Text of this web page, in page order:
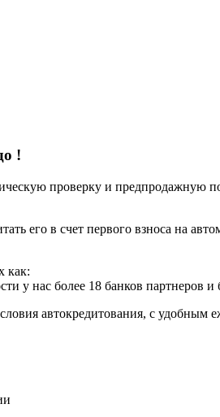
!
проверку и предпродажную
его в счет первого взноса на
как:
у нас более 18 банков партнеров
автокредитования, с